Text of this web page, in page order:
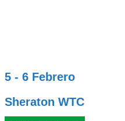
5 - 6 Febrero
Sheraton WTC